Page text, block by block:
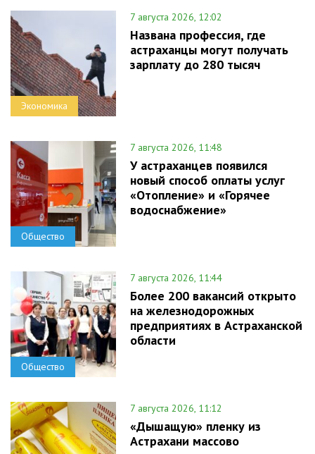
Экономика
7 августа 2026, 12:02
Названа профессия, где
астраханцы могут получать
зарплату до 280 тысяч
Общество
7 августа 2026, 11:48
У астраханцев появился
новый способ оплаты услуг
«Отопление» и «Горячее
водоснабжение»
Общество
7 августа 2026, 11:44
Более 200 вакансий открыто
на железнодорожных
предприятиях в Астраханской
области
7 августа 2026, 11:12
«Дышащую» пленку из
Астрахани массово